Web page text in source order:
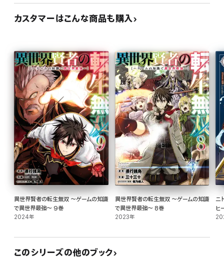
カスタマーはこんな商品も購入
異世界賢者の転生無双 ～ゲームの知識
で異世界最強～ 9巻
2024年
異世界賢者の転生無双 ～ゲームの知識
で異世界最強～ 8巻
2023年
ニ
ヒ
～
このシリーズの他のブック